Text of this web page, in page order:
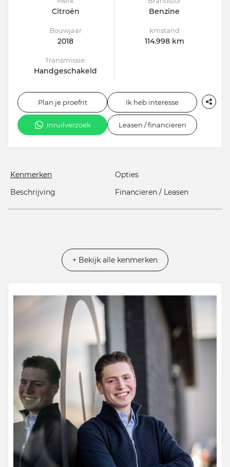
Citroën Benzine
Bouwjaar
2018
kmstand
114.998 km
Transmissie:
Handgeschakeld
Plan je proefrit Ik heb interesse
Inruilverzoek Leasen / financieren
Kenmerken
Opties
Beschrijving
Financieren / Leasen
+ Bekijk alle kenmerken